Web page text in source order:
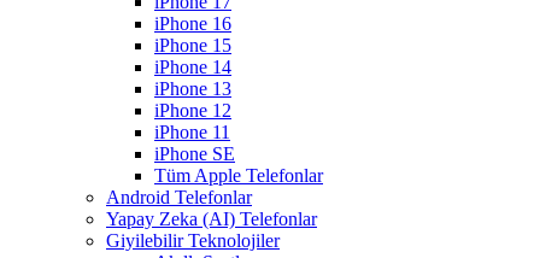
iPhone 16
iPhone 15
iPhone 14
iPhone 13
iPhone 12
iPhone 11
iPhone SE
Tüm Apple Telefonlar
Android Telefonlar
Yapay Zeka (AI) Telefonlar
Giyilebilir Teknolojiler